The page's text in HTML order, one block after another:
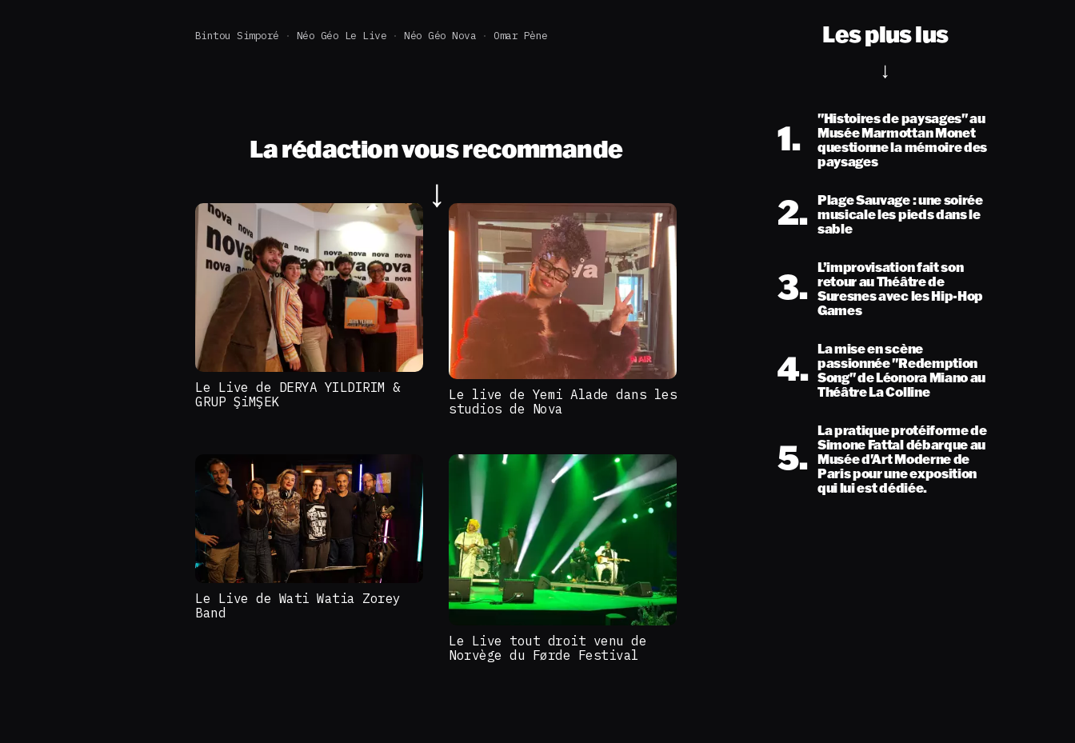
Bintou Simporé Néo Géo Le Live Néo Géo Nova Omar Pène
La rédaction vous recommande
Le Live de DERYA YILDIRIM &
GRUP ŞiMŞEK
Le live de Yemi Alade dans les
studios de Nova
Le Live de Wati Watia Zorey
Band
Le Live tout droit venu de
Norvège du Førde Festival
Les plus lus
1.
"Histoires de paysages" au
Musée Marmottan Monet
questionne la mémoire des
paysages
2. Plage Sauvage : une soirée
musicale les pieds dans le
sable
3. L’improvisation fait son
retour au Théâtre de
Suresnes avec les Hip-Hop
Games
4. La mise en scène
passionnée "Redemption
Song" de Léonora Miano au
Théâtre La Colline
5.
La pratique protéiforme de
Simone Fattal débarque au
Musée d'Art Moderne de
Paris pour une exposition
qui lui est dédiée.